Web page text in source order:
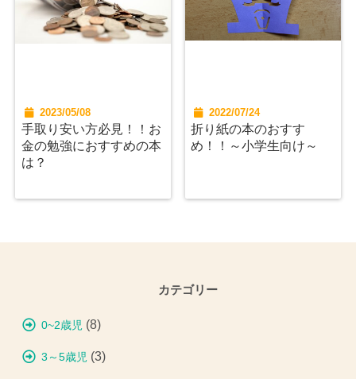
2023/05/08
手取り安い方必見！！お
金の勉強におすすめの本
は？
2022/07/24
折り紙の本のおすす
め！！～小学生向け～
カテゴリー
0~2歳児 (8)
3～5歳児 (3)